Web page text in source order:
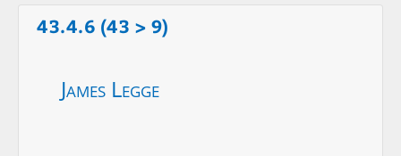
43.4.6 (43 > 9)
James Legge